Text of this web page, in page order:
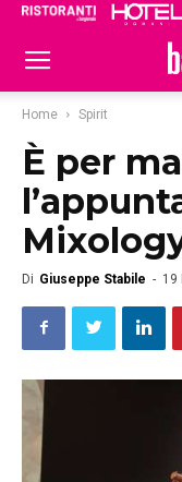
Home Spirit
È per
Di Giuseppe Stabile - 19